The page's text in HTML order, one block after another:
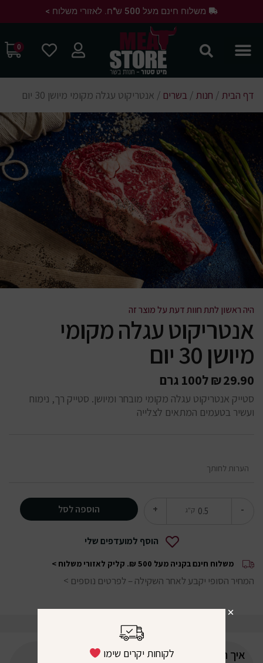
משלוח חינם מעל 500 ש"ח. לאזורי משלוח >
0
דף הבית / חנות / בשרים / אנטריקוט עגלה מקומי מיושן 30 יום
היה ראשון לתת חוות דעת על מוצר זה
אנטריקוט עגלה מקומי
מיושן 30 יום
₪29.90 ל100 גרם
סטייק אנטריקוט עגלה מקומי מובחר ומיושן. סטייק רך, נימוח
ועשיר בטעמים המתאים לצלייה
- ק"ג + הוספה לסל
הוסף למועדפים שלי
משלוח חינם בקניה מעל 500 ₪. קליק לאזורי משלוח >
המחיר הסופי יקבע לאחר השקילה – לפרטים נוספים >
איך תדרגו את המוצר?לקוחות יקרים שימו